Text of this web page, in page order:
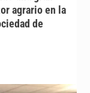
agrario en la
de